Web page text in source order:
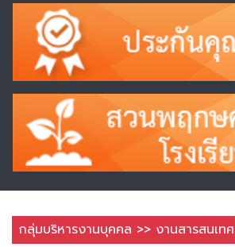
กลุ่มบริหารงานบุคคล >> งานสารสนเทศ